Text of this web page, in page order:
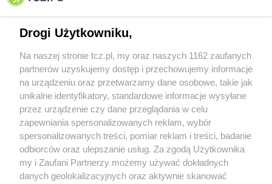
O FIRMIE POLITYKA PRYWATNOŚCI HOSTING
REKLAMA WSPÓŁPRACA RSS FACEBOOK KONTAKT
Nasze serwisy
Drogi Użytkowniku,
Na naszej stronie tcz.pl, my oraz naszych 1162 zaufanych
partnerów uzyskujemy dostęp i przechowujemy informacje
na urządzeniu oraz przetwarzamy dane osobowe, takie jak
unikalne identyfikatory, standardowe informacje wysyłane
przez urządzenie czy dane przeglądania w celu
zapewniania spersonalizowanych reklam, wybór
spersonalizowanych treści, pomiar reklam i treści, badanie
odbiorców oraz ulepszanie usług. Za zgodą Użytkownika
my i Zaufani Partnerzy możemy używać dokładnych
danych geolokalizacyjnych oraz aktywnie skanować